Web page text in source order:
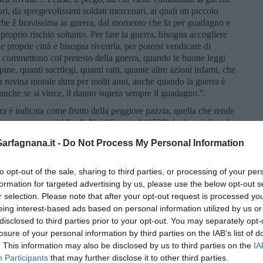
- Do Not Process My Personal Information
opt-out of the sale, sharing to third parties, or processing of your
for targeted advertising by us, please use the below opt-out
selection. Please note that after your opt-out request is processed
interest-based ads based on personal information utilized by us
to third parties prior to your opt-out. You may separately
of your personal information by third parties on the IAB’s list of
This information may also be disclosed by us to third parties on the
Participants that may further disclose it to other third parties.
da spregevolissimi soldati mercenari, ai quali un piccolo
è bravissima in guerra, dal momento che fa per guadagno e
rischio soltanto. Per fare la guerra, bisogna accogliere
proprie città e bisogna riverirla, per potersi vendicare di
col pretesto della guerra, quando le buone leggi
quanti sacrilegi, quanti ratti, quante altre azioni infami, che
rovina morale dura per molti anni, anche quando la guerra è
se si vince, il danno supera sempre il guadagno.”.
è indicata come frutto della peggiore pazzia, quella che rende
un cesso pubblico”. Nel “Caronte” (1528) fa dire al diavolo
mai le corti dei prìncipi: nelle orecchie dei quali insufflano
il popolo ed i nobili, e persino nella spiegazione del Vangelo si
e pia. Le stesse cose predicano in un campo e nell’altro
…. Agli inglesi e spagnoli dicono invece che questa
Dio in persona, e che debbono mostrarsi coraggiosi, perché la
crepare, costui non perirà di certo, ma bello e armato,
(e non) direbbe: “Erasmo? Chi era costui?”.